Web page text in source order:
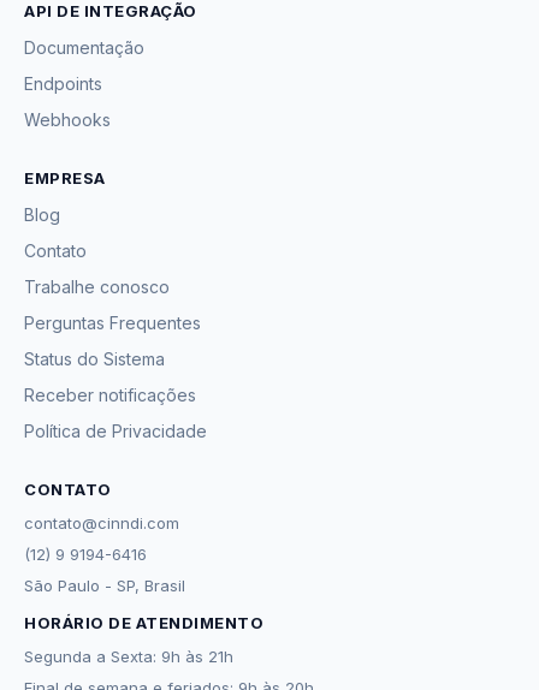
API DE INTEGRAÇÃO
Documentação
Endpoints
Webhooks
EMPRESA
Blog
Contato
Trabalhe conosco
Perguntas Frequentes
Status do Sistema
Receber notificações
Política de Privacidade
CONTATO
contato@cinndi.com
(12) 9 9194-6416
São Paulo - SP, Brasil
HORÁRIO DE ATENDIMENTO
Segunda a Sexta: 9h às 21h